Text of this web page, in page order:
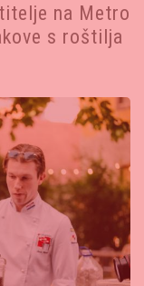
na Metro
s roštilja